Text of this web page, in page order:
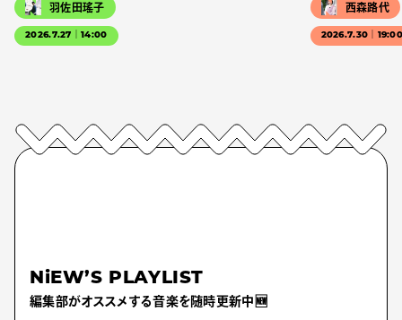
羽佐田瑤子
2026.7.27｜14:00
西森路代
2026.7.30｜
NiEW’S PLAYLIST
編集部がオススメする音楽を随時更新中🆕